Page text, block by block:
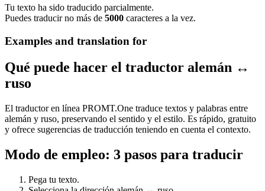
Tu texto ha sido traducido parcialmente.
Puedes traducir no más de 5000 caracteres a la vez.
Examples and translation for
Qué puede hacer el traductor alemán ↔
ruso
El traductor en línea PROMT.One traduce textos y palabras entre
alemán y ruso, preservando el sentido y el estilo. Es rápido, gratuito
y ofrece sugerencias de traducción teniendo en cuenta el contexto.
Modo de empleo: 3 pasos para traducir
Pega tu texto.